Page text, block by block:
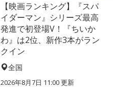
【映画ランキング】『スパ
イダーマン』シリーズ最高
発進で初登場V！『ちいか
わ』は2位、新作3本がラン
クイン
全国
2026年8月7日 11:00更新